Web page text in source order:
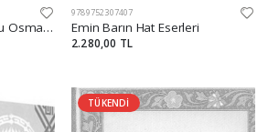
Emin Barın Koleksiyonu Osmanlı'da Hat Sanatı
9789752307407
Emin Barın Hat Eserleri
2.280,00 TL
TÜKENDİ